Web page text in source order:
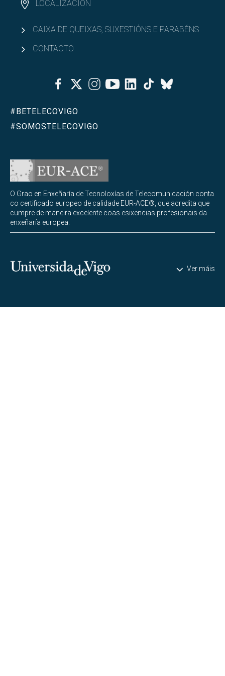
AbrirCalidade
LOCALIZACIÓN
CAIXA DE QUEIXAS, SUXESTIÓNS E PARABÉNS
CONTACTO
FacebookTwitterInstagramYoutubeLinkedinTiktok
Bluesky
#BETELECOVIGO
#SOMOSTELECOVIGO
O Grao en Enxeñaría de Tecnoloxías de Telecomunicación conta
co certificado europeo de calidade EUR-ACE®, que acredita que
cumpre de maneira excelente coas esixencias profesionais da
enxeñaría europea.
Universidade de Vigo Ver máis